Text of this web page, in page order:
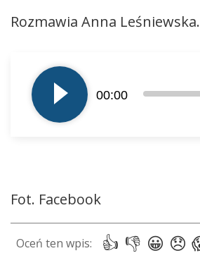
Rozmawia Anna Leśniewska.
plików
dźwiękowych
00:00
Fot. Facebook